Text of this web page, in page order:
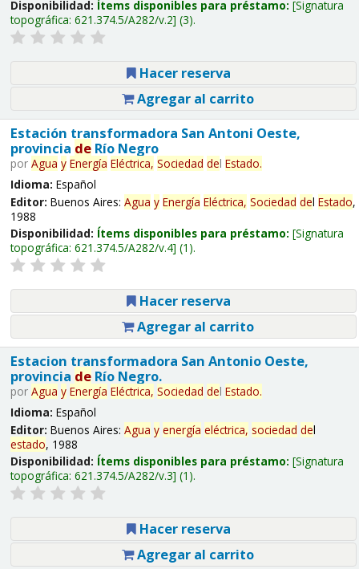
Disponibilidad: Ítems disponibles para préstamo: Signatura
topográfica: 621.374.5/A282/v.2 (3).
Hacer reserva
Agregar al carrito
Estación transformadora San Antoni Oeste,
provincia deRío Negro
por Agua y Energía Eléctrica, Sociedad del Estado.
Idioma: Español
Editor: Buenos Aires: Agua y Energía Eléctrica, Sociedad del Estado,
1988
Disponibilidad: Ítems disponibles para préstamo: Signatura
topográfica: 621.374.5/A282/v.4 (1).
Hacer reserva
Agregar al carrito
Estacion transformadora San Antonio Oeste,
provincia deRío Negro.
por Agua y Energía Eléctrica, Sociedad del Estado.
Idioma: Español
Editor: Buenos Aires: Agua y energía eléctrica, sociedad del
estado, 1988
Disponibilidad: Ítems disponibles para préstamo: Signatura
topográfica: 621.374.5/A282/v.3 (1).
Hacer reserva
Agregar al carrito